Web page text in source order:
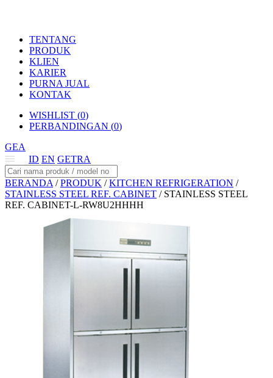
TENTANG
PRODUK
KLIEN
KARIER
PURNA JUAL
KONTAK
WISHLIST (0)
PERBANDINGAN (0)
GEA
ID EN GETRA
BERANDA /PRODUK /KITCHEN REFRIGERATION /
STAINLESS STEEL REF. CABINET / STAINLESS STEEL
REF. CABINET-L-RW8U2HHHH